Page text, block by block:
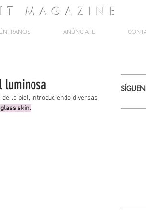
MAGAZINE
ANÚNCIATE
luminosa
la piel, introduciendo diversas
glass skin.